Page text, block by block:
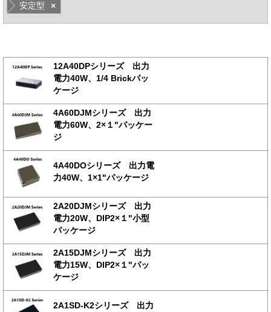
安定型 ×
12A40DPシリーズ 出力
電力40W、1/4 Brickパッ
ケージ
4A60DJMシリーズ 出力
電力60W、2×１"パッケー
ジ
4A40DOシリーズ 出力電
力40W、1×1"パッケージ
2A20DJMシリーズ 出力
電力20W、DIP2×１"小型
パッケージ
2A15DJMシリーズ 出力
電力15W、DIP2×１"パッ
ケージ
2A1SD-K2シリーズ 出力